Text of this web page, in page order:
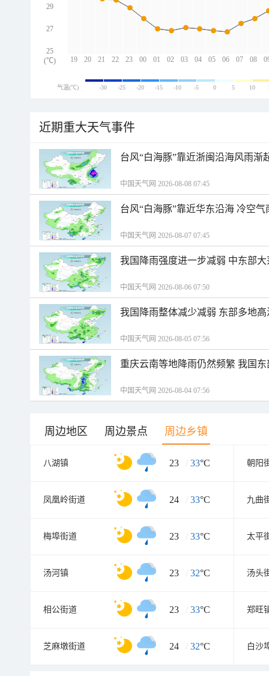
19 20 21 22 23 00 01 02 03 04 05 06 07 08
29
27
25
(℃)
气温(℃) -30 -25 -20 -15 -10 -5 0 5 10
近期重大天气事件
台风“白海豚”靠近浙闽沿海风雨渐
中国天气网 2026-08-08 07:45
台风“白海豚”靠近华东沿海 冷空
中国天气网 2026-08-07 07:45
我国降雨强度进一步减弱 中东部
中国天气网 2026-08-06 07:50
我国降雨整体减少减弱 东部多地
中国天气网 2026-08-05 07:56
重庆云南等地降雨仍然频繁 我国
中国天气网 2026-08-04 07:56
周边地区 周边景点 周边乡镇
八湖镇 23 / 33°C 朝阳
凤凰岭街道 24 / 33°C 九曲
梅埠街道 23 / 33°C 太平
汤河镇 23 / 32°C 汤头
相公街道 23 / 33°C 郑旺
芝麻墩街道 24 / 32°C 白沙